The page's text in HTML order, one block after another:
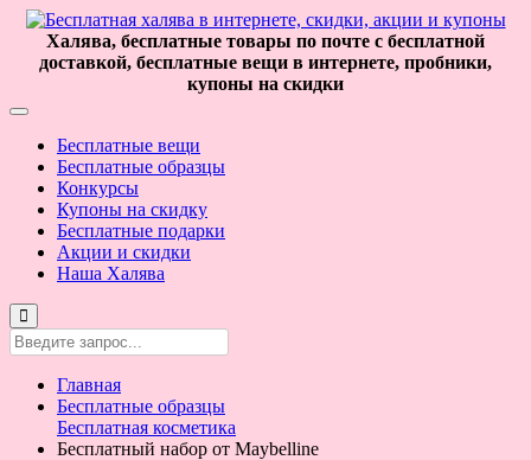
Халява, бесплатные товары по почте с бесплатной
доставкой, бесплатные вещи в интернете, пробники,
купоны на скидки
Бесплатные вещи
Бесплатные образцы
Конкурсы
Купоны на скидку
Бесплатные подарки
Акции и скидки
Наша Халява
Главная
Бесплатные образцы
Бесплатная косметика
Бесплатный набор от Maybelline